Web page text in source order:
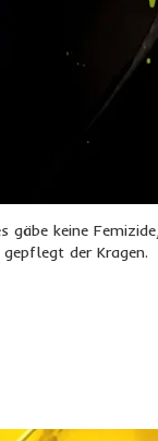
gäbe keine
der Kragen.